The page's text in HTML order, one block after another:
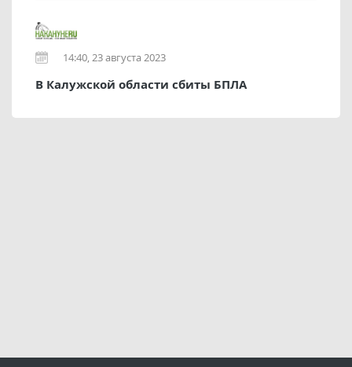
14:40, 23 августа 2023
В Калужской области сбиты БПЛА